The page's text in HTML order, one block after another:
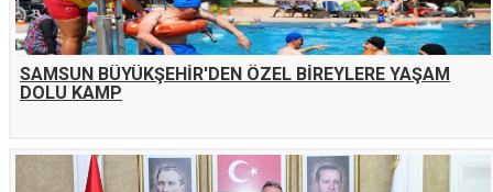
SAMSUN BÜYÜKŞEHİR'DEN ÖZEL BİREYLERE YAŞAM
DOLU KAMP